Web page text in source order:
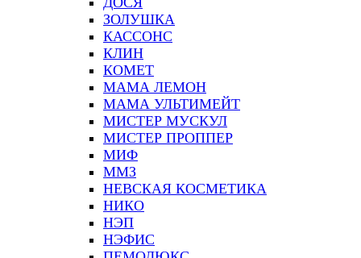
ЗОЛУШКА
КАССОНС
КЛИН
КОМЕТ
МАМА ЛЕМОН
МАМА УЛЬТИМЕЙТ
МИСТЕР МУСКУЛ
МИСТЕР ПРОППЕР
МИФ
ММЗ
НЕВСКАЯ КОСМЕТИКА
НИКО
НЭП
НЭФИС